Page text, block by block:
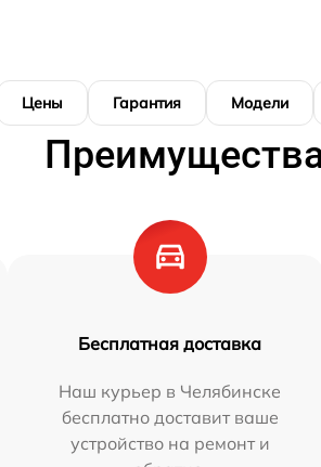
Цены Гарантия Модели
Бесплатная доставка
Наш курьер в Челябинске
бесплатно доставит ваше
устройство на ремонт и